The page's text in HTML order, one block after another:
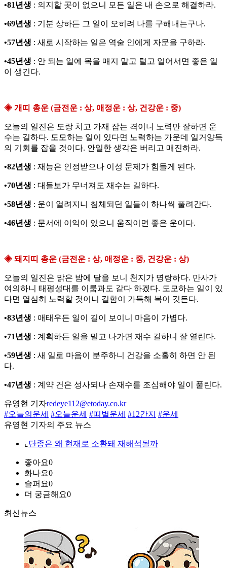
•81년생 : 의지할 곳이 없으니 모든 일은 내 손으로 해결하라.
•69년생 : 기분 상하든 그 일이 오히려 나를 구해내는구나.
•57년생 : 새로 시작하는 일은 역술 인에게 자문을 구하라.
•45년생 : 안 되는 일에 목을 매지 말고 털고 일어서면 좋은 일
이 생긴다.
◈ 개띠 총운 (금전운 : 상, 애정운 : 상, 건강운 : 중)
오늘의 일진은 도랑 치고 가재 잡는 격이니 노력만 잘하면 운
수는 길하다. 도모하는 일이 있다면 노력하는 가운데 일거양득
의 기회를 잡을 것이다. 안일한 생각은 버리고 매진하라.
•82년생 : 재능은 인정받으나 이성 문제가 힘들게 된다.
•70년생 : 대들보가 무너져도 재수는 길하다.
•58년생 : 운이 열려지니 침체되던 일들이 하나씩 풀려간다.
•46년생 : 문서에 이익이 있으니 움직이면 좋은 운이다.
◈ 돼지띠 총운 (금전운 : 상, 애정운 : 중, 건강운 : 상)
오늘의 일진은 맑은 밤에 달을 보니 천지가 명랑하다. 만사가
여의하니 태평성대를 이룸과도 같다 하겠다. 도모하는 일이 있
다면 열심히 노력할 것이니 길함이 가득해 복이 깃든다.
•83년생 : 애태우든 일이 길이 보이니 마음이 가볍다.
•71년생 : 계획하든 일을 밀고 나가면 재수 길하니 잘 열린다.
•59년생 : 새 일로 마음이 분주하니 건강을 소홀히 하면 안 된
다.
•47년생 : 계약 건은 성사되나 손재수를 조심해야 일이 풀린다.
유영현 기자redeye112@etoday.co.kr
#오늘의운세 #오늘운세 #띠별운세 #12간지 #운세
유영현 기자의 주요 뉴스
⌞ 단종은 왜 현재로 소환돼 재해석될까
좋아요0
화나요0
슬퍼요0
더 궁금해요0
최신뉴스